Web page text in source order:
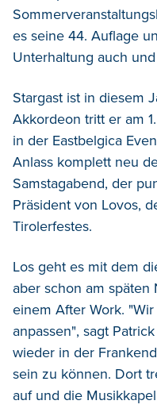
es seine 44. Auflage
Unterhaltung auch
Stargast ist in diesem
Akkordeon tritt er am
in der Eastbelgica
Anlass komplett neu
Samstagabend, der
Präsident von Lovos,
Tirolerfestes.
Los geht es mit dem
aber schon am späten
einem After Work.
anpassen", sagt
wieder in der
sein zu können. Dort
auf und die